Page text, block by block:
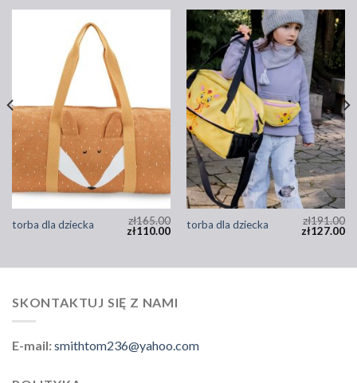
torba dla dziecka zł165.00
zł110.00 torba dla dziecka zł191.00
zł127.00
SKONTAKTUJ SIĘ Z NAMI
E-mail:smithtom236@yahoo.com